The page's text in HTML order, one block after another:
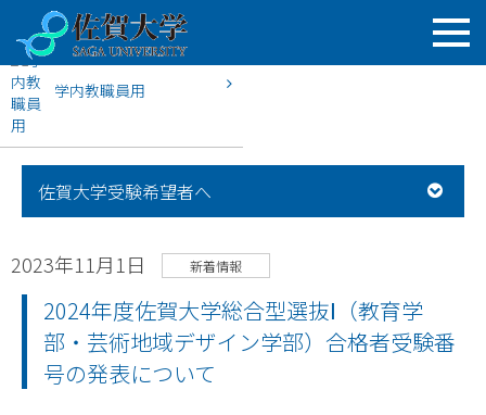
学内教職員用
HOME
佐賀大学受験希望者へ
2023年11月1日 新着情報
2024年度佐賀大学総合型選抜Ⅰ（教育学
部・芸術地域デザイン学部）合格者受験番
号の発表について